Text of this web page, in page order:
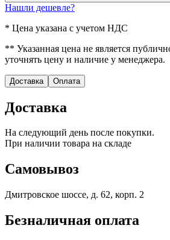
Нашли дешевле?
* Цена указана с учетом НДС
** Указанная цена не является
уточнять цену и наличие у менеджера.
Доставка Оплата
Доставка
На следующий день после покупки.
При наличии товара на складе
Самовывоз
Дмитровское шоссе, д. 62, корп. 2
Безналичная оплата